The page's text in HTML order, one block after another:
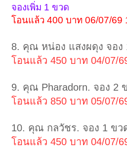
จองเพิ่ม 1 ขวด
โอนแล้ว 400 บาท 06/07/69
8. คุณ หน่อง แสงผดุง จอง
โอนแล้ว 450 บาท 04/07/
9. คุณ Pharadorn. จอง 2
โอนแล้ว 850 บาท 05/07/
10. คุณ กลวัชร. จอง 1 ขว
โอนแล้ว 450 บาท 04/07/